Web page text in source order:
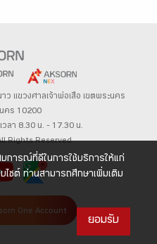
าว แขวงศาลเจ้าพ่อเสือ เขตพระนคร
นคร 10200
วลา 8.30 น. – 17.30 น.
Rights Reserved
One Account
บการณ์ที่ดีในการใช้บริการให้แก่
บไซต์ ท่านสามารถศึกษาเพิ่มเติม
ยอมรับ